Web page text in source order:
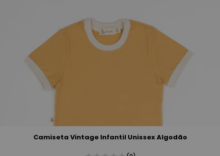
Camiseta Vintage Infantil Unissex Algodão